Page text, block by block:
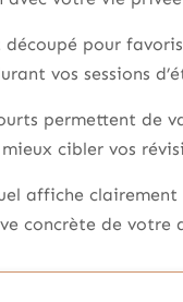
pour
vos sessions
permettent de
mieux cibler vos
affiche clairement
concrète de votre